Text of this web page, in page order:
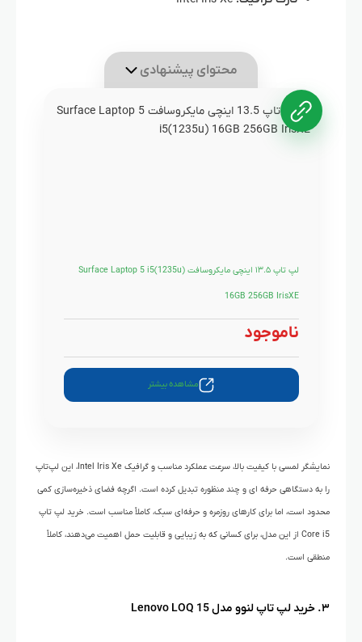
محتوای پیشنهادی
لپ تاپ ۱۳.۵ اینچی مایکروسافت Surface Laptop 5 i5(1235u)
16GB 256GB IrisXE
ناموجود
مشاهده بیشتر
نمایشگر لمسی با کیفیت بالا، سرعت عملکرد مناسب و گرافیک Intel Iris Xe، این لپ‌تاپ
را به دستگاهی حرفه ای و چند منظوره تبدیل کرده است. اگرچه فضای ذخیره‌سازی کمی
محدود است، اما برای کارهای روزمره و حرفه‌ای سبک، کاملاً مناسب است. خرید لپ تاپ
Core i5 از این مدل، برای کسانی که به زیبایی و قابلیت حمل اهمیت می‌دهند، کاملاً
منطقی است.
۳. خرید لپ تاپ لنوو مدل Lenovo LOQ 15